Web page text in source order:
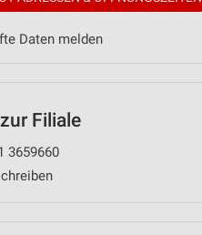
Daten melden
Filiale
3659660